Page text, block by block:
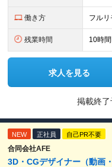
働き方 フル
残業時間 10時
求人を見る
掲載終了
NEW 正社員 自己PR不要
合同会社AFE
3D・CGデザイナー（動画